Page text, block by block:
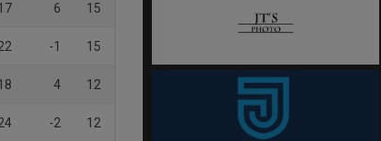
6 15
-1 15
4 12
-2 12